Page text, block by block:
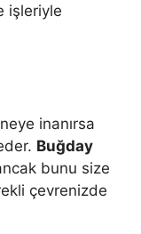
işleriyle
inanırsa
Buğday
bunu size
çevrenizde